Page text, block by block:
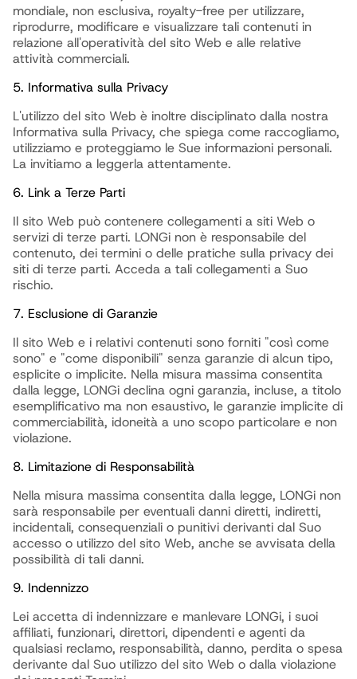
mondiale, non esclusiva, royalty-free per utilizzare,
riprodurre, modificare e visualizzare tali contenuti in
relazione all'operatività del sito Web e alle relative
attività commerciali.
5. Informativa sulla Privacy
L'utilizzo del sito Web è inoltre disciplinato dalla nostra
Informativa sulla Privacy, che spiega come raccogliamo,
utilizziamo e proteggiamo le Sue informazioni personali.
La invitiamo a leggerla attentamente.
6. Link a Terze Parti
Il sito Web può contenere collegamenti a siti Web o
servizi di terze parti. LONGi non è responsabile del
contenuto, dei termini o delle pratiche sulla privacy dei
siti di terze parti. Acceda a tali collegamenti a Suo
rischio.
7. Esclusione di Garanzie
Il sito Web e i relativi contenuti sono forniti "così come
sono" e "come disponibili" senza garanzie di alcun tipo,
esplicite o implicite. Nella misura massima consentita
dalla legge, LONGi declina ogni garanzia, incluse, a titolo
esemplificativo ma non esaustivo, le garanzie implicite di
commerciabilità, idoneità a uno scopo particolare e non
violazione.
8. Limitazione di Responsabilità
Nella misura massima consentita dalla legge, LONGi non
sarà responsabile per eventuali danni diretti, indiretti,
incidentali, consequenziali o punitivi derivanti dal Suo
accesso o utilizzo del sito Web, anche se avvisata della
possibilità di tali danni.
9. Indennizzo
Lei accetta di indennizzare e manlevare LONGi, i suoi
affiliati, funzionari, direttori, dipendenti e agenti da
qualsiasi reclamo, responsabilità, danno, perdita o spesa
derivante dal Suo utilizzo del sito Web o dalla violazione